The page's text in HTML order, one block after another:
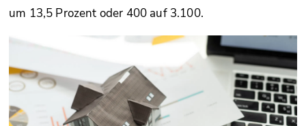
um 13,5 Prozent oder 400 auf 3.100.